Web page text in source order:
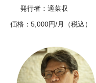
発行者：適菜収
価格：5,000円/月（税込）